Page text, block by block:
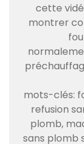
cette
montrer
mots-clés:
refusion
plomb,
sans plomb